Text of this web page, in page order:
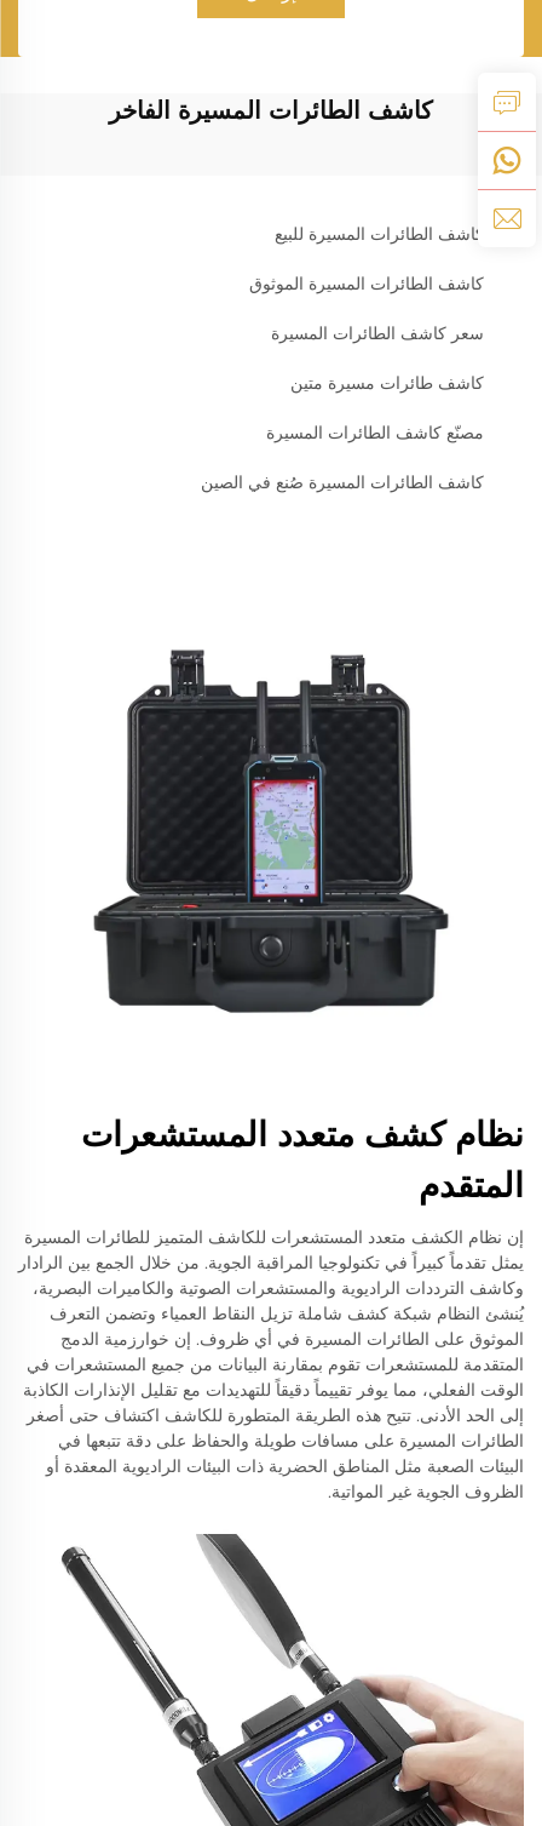
كاشف الطائرات المسيرة الفاخر
كاشف الطائرات المسيرة للبيع
كاشف الطائرات المسيرة الموثوق
سعر كاشف الطائرات المسيرة
كاشف طائرات مسيرة متين
مصنّع كاشف الطائرات المسيرة
كاشف الطائرات المسيرة صُنع في الصين
نظام كشف متعدد المستشعرات
المتقدم
إن نظام الكشف متعدد المستشعرات للكاشف المتميز للطائرات المسيرة
يمثل تقدماً كبيراً في تكنولوجيا المراقبة الجوية. من خلال الجمع بين الرادار
وكاشف الترددات الراديوية والمستشعرات الصوتية والكاميرات البصرية،
يُنشئ النظام شبكة كشف شاملة تزيل النقاط العمياء وتضمن التعرف
الموثوق على الطائرات المسيرة في أي ظروف. إن خوارزمية الدمج
المتقدمة للمستشعرات تقوم بمقارنة البيانات من جميع المستشعرات في
الوقت الفعلي، مما يوفر تقييماً دقيقاً للتهديدات مع تقليل الإنذارات الكاذبة
إلى الحد الأدنى. تتيح هذه الطريقة المتطورة للكاشف اكتشاف حتى أصغر
الطائرات المسيرة على مسافات طويلة والحفاظ على دقة تتبعها في
البيئات الصعبة مثل المناطق الحضرية ذات البيئات الراديوية المعقدة أو
الظروف الجوية غير المواتية.